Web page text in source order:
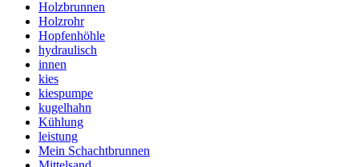
Holzbrunnen
Holzrohr
Hopfenhöhle
hydraulisch
innen
kies
kiespumpe
kugelhahn
Kühlung
leistung
Mein Schachtbrunnen